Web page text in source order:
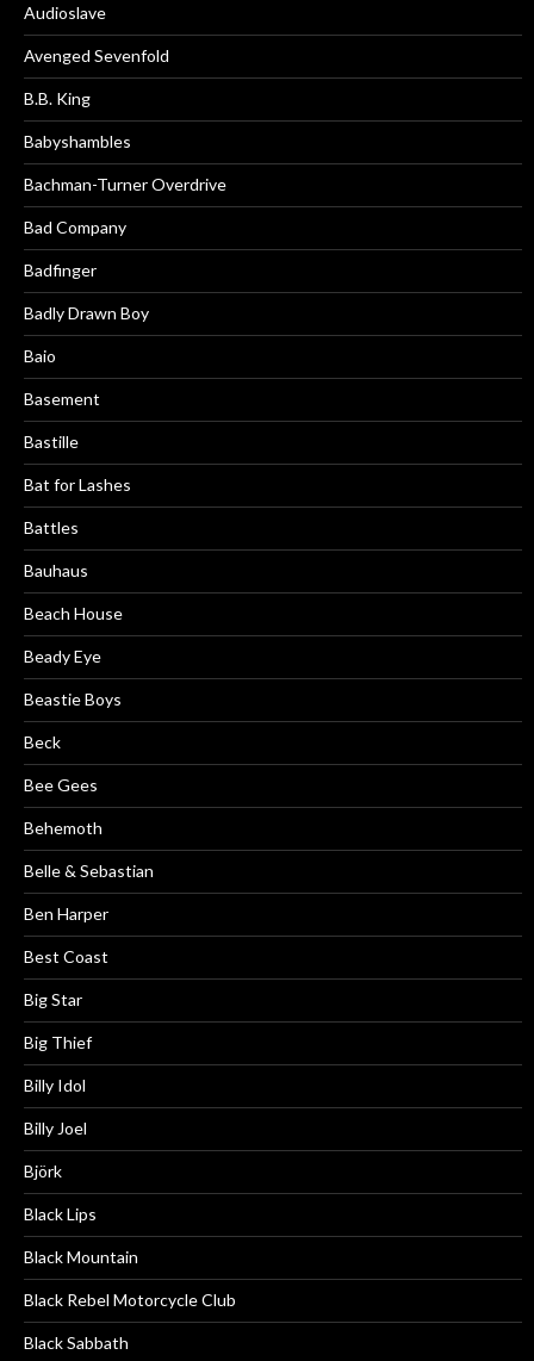
Audioslave
Avenged Sevenfold
B.B. King
Babyshambles
Bachman-Turner Overdrive
Bad Company
Badfinger
Badly Drawn Boy
Baio
Basement
Bastille
Bat for Lashes
Battles
Bauhaus
Beach House
Beady Eye
Beastie Boys
Beck
Bee Gees
Behemoth
Belle & Sebastian
Ben Harper
Best Coast
Big Star
Big Thief
Billy Idol
Billy Joel
Björk
Black Lips
Black Mountain
Black Rebel Motorcycle Club
Black Sabbath